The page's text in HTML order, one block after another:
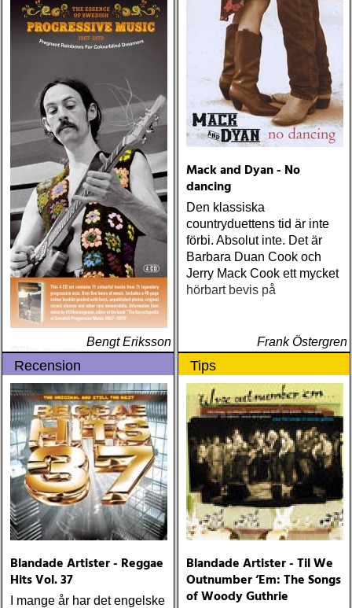
Olika proggartister - The
Essence Of Swedish
Progressive Music 1967-
1979 / Pregnant Rainbows
For Colourblind People
Också den här boxen –
med fyra CD – kompletterar
en bok från förlaget
Premium, nämligen »The
Encyclopedia Of Swedish
Progressive Music 1967-
1979 / From Psychedelic
Propaganda«
Bengt Eriksson
Mack and Dyan - No
dancing
Den klassiska
countryduettens tid är inte
förbi. Absolut inte. Det är
Barbara Duan Cook och
Jerry Mack Cook ett mycket
hörbart bevis på
Frank Östergren
Recension
Blandade Artister - Reggae
Hits Vol. 37
I mange år har det engelske
Tips
Blandade Artister - Til We
Outnumber ’Em: The Songs
of Woody Guthrie